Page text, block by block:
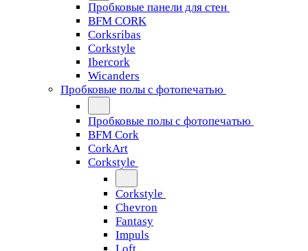
Пробковые панели для стен
BFM CORK
Corksribas
Corkstyle
Ibercork
Wicanders
Пробковые полы с фотопечатью
Пробковые полы с фотопечатью
BFM Cork
CorkArt
Corkstyle
Corkstyle
Chevron
Fantasy
Impuls